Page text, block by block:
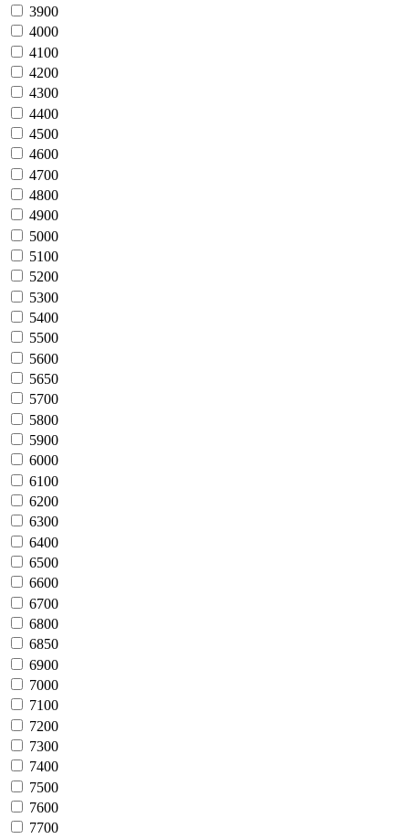
3900
4000
4100
4200
4300
4400
4500
4600
4700
4800
4900
5000
5100
5200
5300
5400
5500
5600
5650
5700
5800
5900
6000
6100
6200
6300
6400
6500
6600
6700
6800
6850
6900
7000
7100
7200
7300
7400
7500
7600
7700